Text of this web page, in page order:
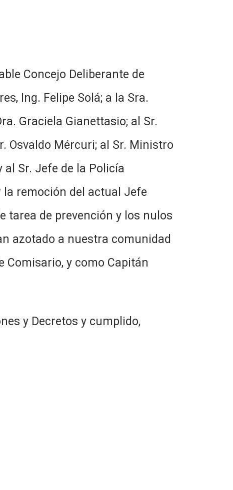
Concejo Deliberante de
Ing. Felipe Solá; a la Sra.
Graciela Gianettasio; al Sr.
Osvaldo Mércuri; al Sr. Ministro
al Sr. Jefe de la Policía
la remoción del actual Jefe
tarea de prevención y los nulos
azotado a nuestra comunidad
y como Capitán
y Decretos y cumplido,